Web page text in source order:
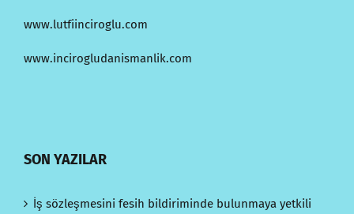
www.lutfiinciroglu.com
www.incirogludanismanlik.com
SON YAZILAR
İş sözleşmesini fesih bildiriminde bulunmaya yetkili